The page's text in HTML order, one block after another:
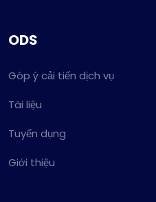
ODS
Góp ý cải tiến dịch vụ
Tài liệu
Tuyển dụng
Giới thiệu